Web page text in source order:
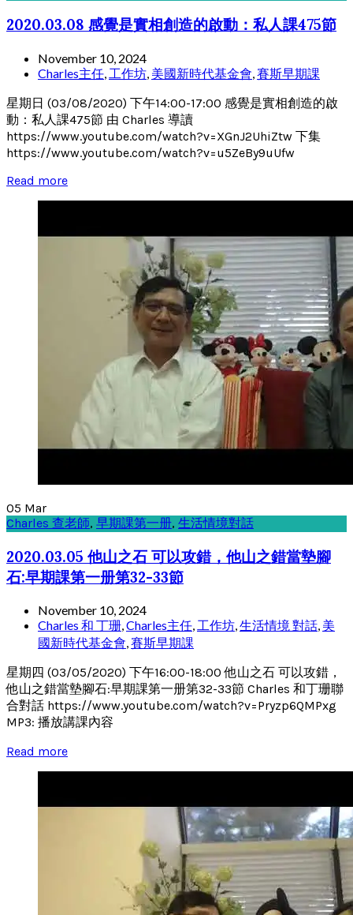
2020.03.08 感覺是實相創造的啟動：私人課475節
November 10, 2024
Charles主任, 工作坊, 美國新時代基金會,賽斯早期課
星期日 (03/08/2020) 下午14:00-17:00 感覺是實相創造的啟
動：私人課475節 由 Charles 導讀
https://www.youtube.com/watch?v=XGnJ2UhiZtw 下集
https://www.youtube.com/watch?v=u5ZeBy9uUfw
Read more
05 Mar
Charles 查老師, 早期課第一册, 生活情境對話
2020.03.05 他山之石 可以攻錯，他山之錯當墊腳
石:早期課第一册第32-33節
November 10, 2024
Charles 和 丁珊,Charles主任, 工作坊,生活情境 對話, 美
國新時代基金會,賽斯早期課
星期四 (03/05/2020) 下午16:00-18:00 他山之石 可以攻錯，
他山之錯當墊腳石:早期課第一册第32-33節 Charles 和丁珊聯
合對話 https://www.youtube.com/watch?v=Pryzp6QMPxg
MP3: 播放講課內容
Read more